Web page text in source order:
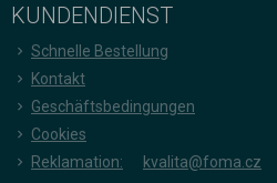
KUNDENDIENST
Schnelle Bestellung
Kontakt
Geschäftsbedingungen
Cookies
Reklamation:
kvalita@foma.cz